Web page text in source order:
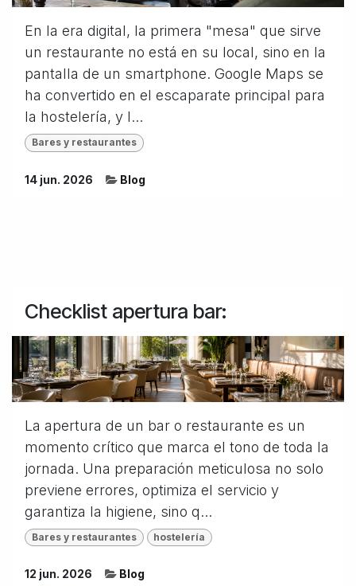
En la era digital, la primera "mesa" que sirve
un restaurante no está en su local, sino en la
pantalla de un smartphone. Google Maps se
ha convertido en el escaparate principal para
la hostelería, y l...
Bares y restaurantes
14 jun. 2026 Blog
Checklist apertura bar:
La apertura de un bar o restaurante es un
momento crítico que marca el tono de toda la
jornada. Una preparación meticulosa no solo
previene errores, optimiza el servicio y
garantiza la higiene, sino q...
Bares y restaurantes hostelería
12 jun. 2026 Blog